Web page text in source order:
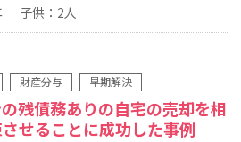
子供：2人
財産分与 早期解決
残債務ありの自宅の売却を相
せることに成功した事例